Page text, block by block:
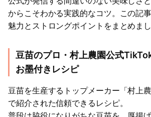
からこそわかる実践的なコツ。この記
魅力とストロングポイントをまとめまし
豆苗のプロ・村上農園公式
お墨付きレシピ
豆苗を生産するトップメーカー「村上
で紹介された信頼できるレシピ。